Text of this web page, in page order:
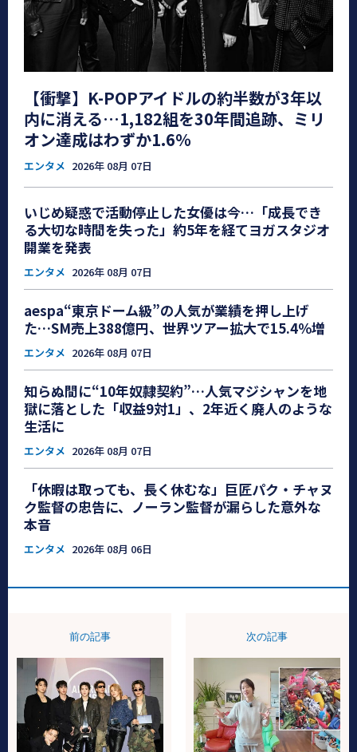
【衝撃】K-POPアイドルの約半数が3年以
内に消える…1,182組を30年間追跡、ミリ
オン達成はわずか1.6％
エンタメ 2026年 08月 07日
いじめ疑惑で活動停止した女優は今…「成長でき
る大切な時間を失った」約5年を経てヨガスタジオ
開業を発表
エンタメ 2026年 08月 07日
aespa“東京ドーム級”の人気が業績を押し上げ
た…SM売上388億円、世界ツアー拡大で15.4％増
エンタメ 2026年 08月 07日
知らぬ間に“10年奴隷契約”…人気マジシャンを地
獄に落とした「収益9対1」、2年近く廃人のような
生活に
エンタメ 2026年 08月 07日
「休暇は取っても、長く休むな」巨匠パク・チャヌ
ク監督の忠告に、ノーラン監督が漏らした意外な
本音
エンタメ 2026年 08月 06日
前の記事 次の記事